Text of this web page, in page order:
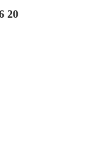
20